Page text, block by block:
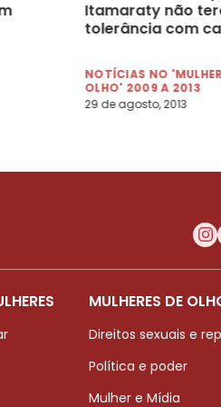
Itamaraty não
tolerância com
NOTÍCIAS NO
OLHO' 2009 A 2013
29 de agosto, 2013
MULHERES DE
Direitos sexuais e
Política e poder
Mulher e Mídia